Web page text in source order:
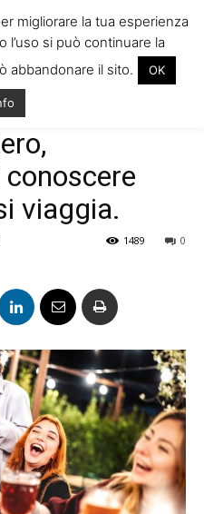
conoscere
viaggia.
0
1489
migliorare la tua esperienza
l’uso si può continuare la
abbandonare il sito.
OK